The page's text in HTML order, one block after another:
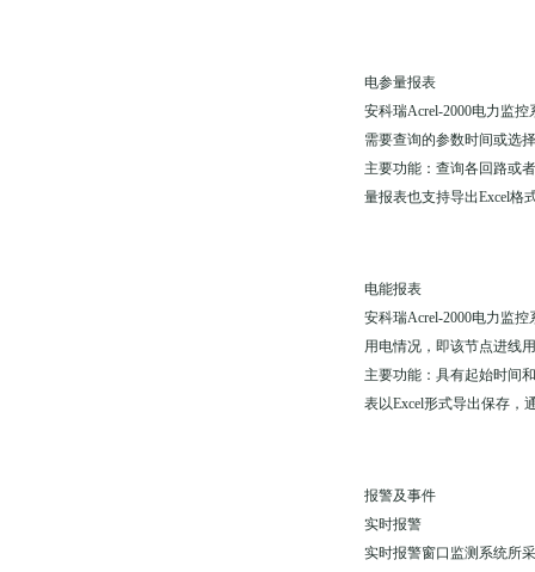
电参量报表
安科瑞Acrel-2000电力监
需要查询的参数时间或选
主要功能：查询各回路或
量报表也支持导出Excel格
电能报表
安科瑞Acrel-2000电力监
用电情况，即该节点进线
主要功能：具有起始时间
表以Excel形式导出保存，
报警及事件
实时报警
实时报警窗口监测系统所